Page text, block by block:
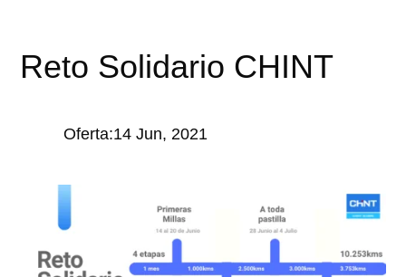
Reto Solidario CHINT
Oferta:14 Jun, 2021